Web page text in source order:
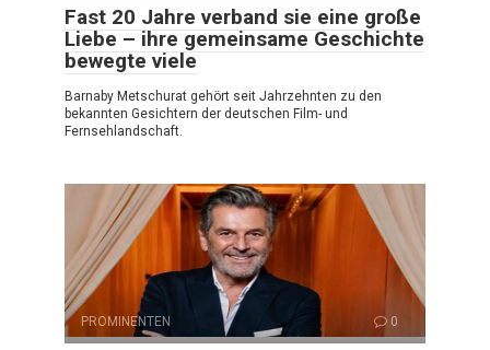
Fast 20 Jahre verband sie eine große
Liebe – ihre gemeinsame Geschichte
bewegte viele
Barnaby Metschurat gehört seit Jahrzehnten zu den
bekannten Gesichtern der deutschen Film- und
Fernsehlandschaft.
PROMINENTEN 0